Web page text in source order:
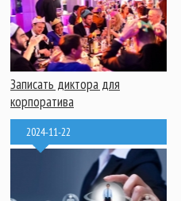
Записать диктора для
корпоратива
2024-11-22